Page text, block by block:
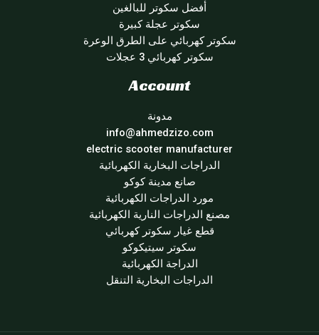
أفضل سكوتر للبالغين
سكوتر عجلة كبيرة
سكوتر كهربائي على الطرق الوعرة
سكوتر كهربائي 3 عجلات
Account
مدونة
info@ahmedzizo.com
electric scooter manufacturer
الدراجات البخارية الكهربائية
صانع مدينة كوكو
مورد الدراجات الكهربائية
مصنع الدراجات النارية الكهربائية
قطع غيار سكوتر كهربائي
سكوتر سيتيكوكو
الدراجة الكهربائية
الدراجات البخارية التنقل